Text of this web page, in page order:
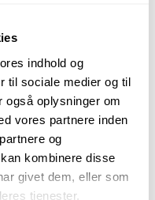
indhold og
til sociale medier og til
også oplysninger om
vores partnere inden
og
kombinere disse
givet dem, eller som
tjenester.
hyggelige
naturskønne
som et klassisk
flere
der indbyder til
i en rummelig entré
sko. Herfra er der